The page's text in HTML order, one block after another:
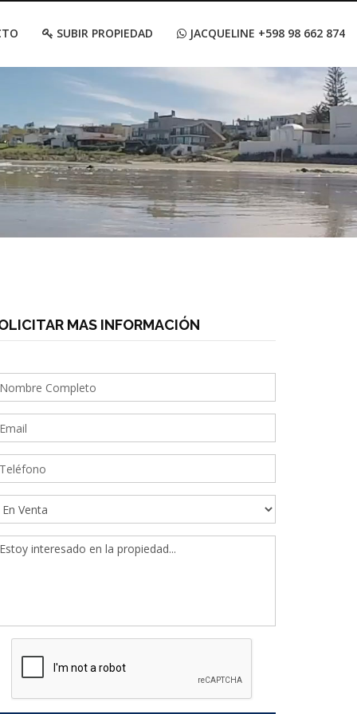
SUBIR PROPIEDAD JACQUELINE +598 98 662 874
MAS INFORMACIÓN